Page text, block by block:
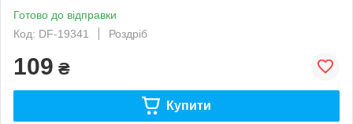
Готово до відправки
Код: DF-19341
Роздріб
109 ₴
Купити